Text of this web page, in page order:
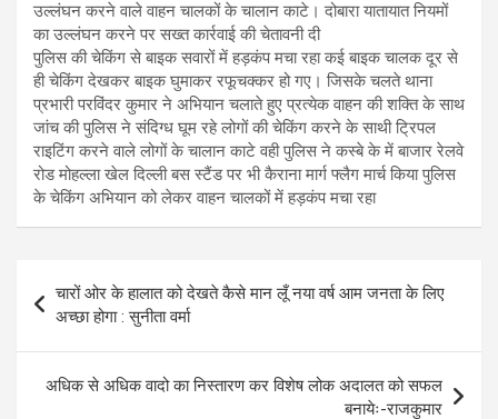
उल्लंघन करने वाले वाहन चालकों के चालान काटे। दोबारा यातायात नियमों
का उल्लंघन करने पर सख्त कार्रवाई की चेतावनी दी
पुलिस की चेकिंग से बाइक सवारों में हड़कंप मचा रहा कई बाइक चालक दूर से
ही चेकिंग देखकर बाइक घुमाकर रफूचक्कर हो गए। जिसके चलते थाना
प्रभारी परविंदर कुमार ने अभियान चलाते हुए प्रत्येक वाहन की शक्ति के साथ
जांच की पुलिस ने संदिग्ध घूम रहे लोगों की चेकिंग करने के साथी ट्रिपल
राइटिंग करने वाले लोगों के चालान काटे वही पुलिस ने कस्बे के में बाजार रेलवे
रोड मोहल्ला खेल दिल्ली बस स्टैंड पर भी कैराना मार्ग फ्लैग मार्च किया पुलिस
के चेकिंग अभियान को लेकर वाहन चालकों में हड़कंप मचा रहा
navigation
चारों ओर के हालात को देखते कैसे मान लूँ नया वर्ष आम जनता के लिए
अच्छा होगा : सुनीता वर्मा
अधिक से अधिक वादो का निस्तारण कर विशेष लोक अदालत को सफल
बनायेः-राजकुमार